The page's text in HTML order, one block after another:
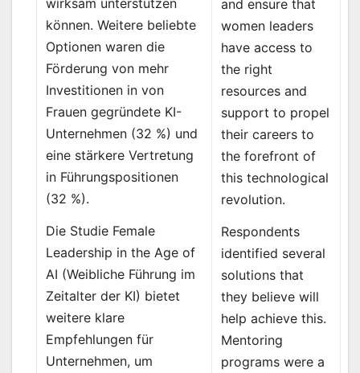
können. Weitere beliebte
Optionen waren die
Förderung von mehr
Investitionen in von
Frauen gegründete KI-
Unternehmen (32 %) und
eine stärkere Vertretung
in Führungspositionen
(32 %).
Die Studie Female
Leadership in the Age of
AI (Weibliche Führung im
Zeitalter der KI) bietet
weitere klare
Empfehlungen für
Unternehmen, um
and ensure that
women leaders
have access to
the right
resources and
support to propel
their careers to
the forefront of
this technological
revolution.
Respondents
identified several
solutions that
they believe will
help achieve this.
Mentoring
programs were a